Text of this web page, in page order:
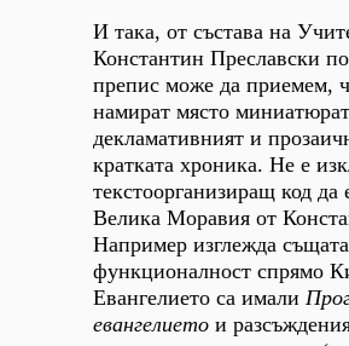
И така, от състава на
Константин Преславски
препис може да приемем,
намират място
декламативният и
кратката хроника. Не е
текстоорганизиращ код
Велика Моравия от
Например изглежда
функционалност спрямо
Евангелието са имали
евангелието и